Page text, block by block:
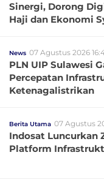
Sinergi, Dorong
Haji dan Ekonomi
News 07 Agustus 2026
PLN UIP Sulawesi
Percepatan
Ketenagalistrikan
Berita Utama 07 Agustus
Indosat Luncurkan
Platform